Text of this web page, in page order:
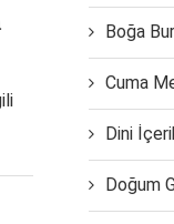
Boğa
Cuma
Dini
Doğum